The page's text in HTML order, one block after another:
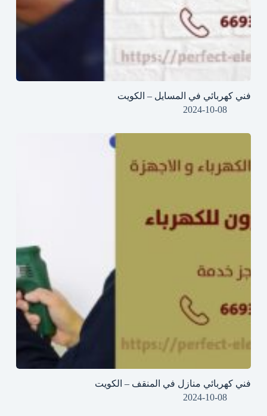
فني كهربائي في المسايل – الكويت
2024-10-08
فني كهربائي منازل في المنقف – الكويت
2024-10-08